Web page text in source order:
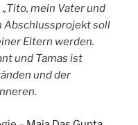
mein Vater und
Abschlussprojekt soll
Eltern werden.
und Tamas ist
und der